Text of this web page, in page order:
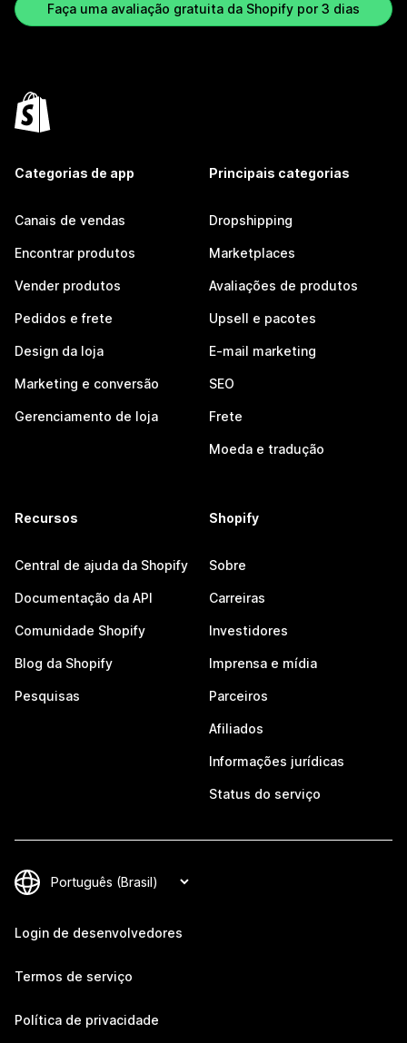
Faça uma avaliação gratuita da Shopify por 3 dias
Categorias de app
Canais de vendas
Encontrar produtos
Vender produtos
Pedidos e frete
Design da loja
Marketing e conversão
Gerenciamento de loja
Principais categorias
Dropshipping
Marketplaces
Avaliações de produtos
Upsell e pacotes
E-mail marketing
SEO
Frete
Moeda e tradução
Recursos
Central de ajuda da Shopify
Documentação da API
Comunidade Shopify
Blog da Shopify
Pesquisas
Shopify
Sobre
Carreiras
Investidores
Imprensa e mídia
Parceiros
Afiliados
Informações jurídicas
Status do serviço
Login de desenvolvedores
Termos de serviço
Política de privacidade